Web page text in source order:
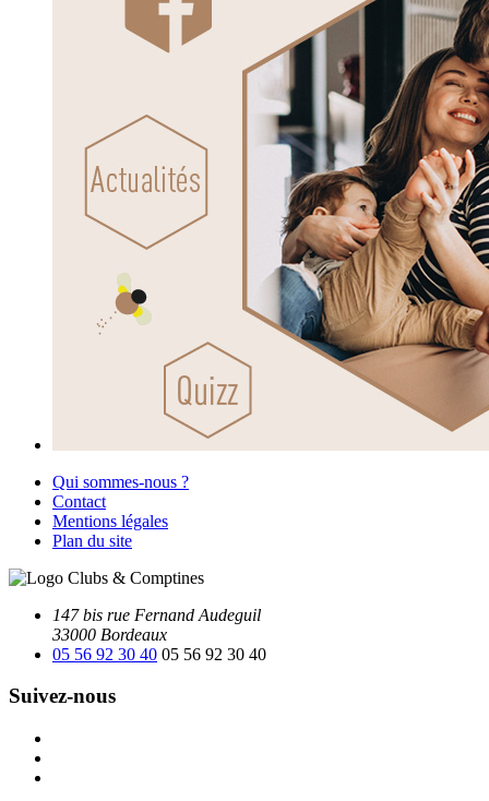
Qui sommes-nous ?
Contact
Mentions légales
Plan du site
147 bis rue Fernand Audeguil
33000 Bordeaux
05 56 92 30 40 05 56 92 30 40
Suivez-nous